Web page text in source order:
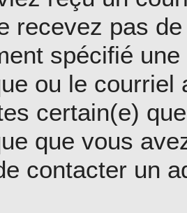
recevez pas
spécifié
ou le courriel
certain(e)
que vous
contacter un